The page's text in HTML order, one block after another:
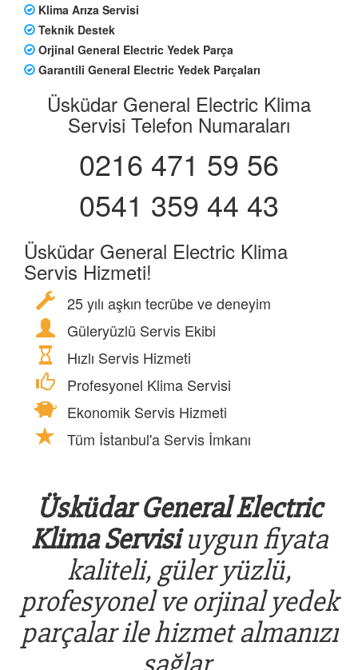
Klima Arıza Servisi
Teknik Destek
Orjinal General Electric Yedek Parça
Garantili General Electric Yedek Parçaları
Üsküdar General Electric Klima
Servisi Telefon Numaraları
0216 471 59 56
0541 359 44 43
Üsküdar General Electric Klima
Servis Hizmeti!
25 yılı aşkın tecrübe ve deneyim
Güleryüzlü Servis Ekibi
Hızlı Servis Hizmeti
Profesyonel Klima Servisi
Ekonomik Servis Hizmeti
Tüm İstanbul'a Servis İmkanı
Üsküdar General Electric
Klima Servisiuygun fiyata
kaliteli, güler yüzlü,
profesyonel ve orjinal yedek
parçalar ile hizmet almanızı